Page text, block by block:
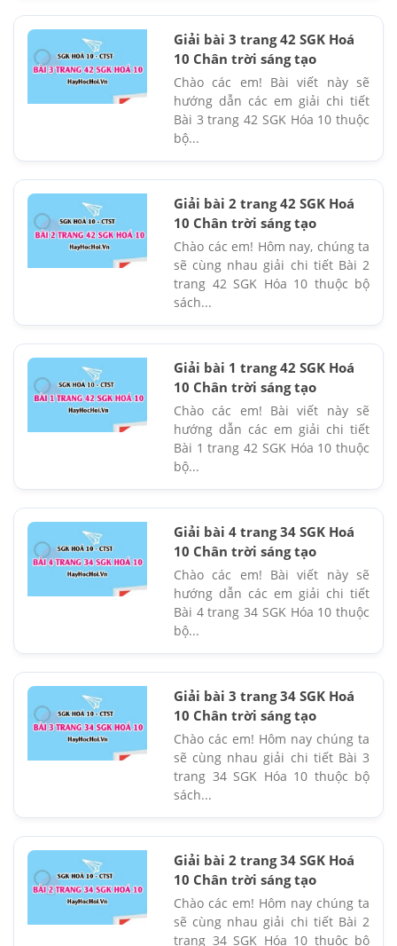
Giải bài 3 trang 42 SGK Hoá
10 Chân trời sáng tạo
Chào các em! Bài viết này sẽ
hướng dẫn các em giải chi tiết
Bài 3 trang 42 SGK Hóa 10 thuộc
bộ...
Giải bài 2 trang 42 SGK Hoá
10 Chân trời sáng tạo
Chào các em! Hôm nay, chúng ta
sẽ cùng nhau giải chi tiết Bài 2
trang 42 SGK Hóa 10 thuộc bộ
sách...
Giải bài 1 trang 42 SGK Hoá
10 Chân trời sáng tạo
Chào các em! Bài viết này sẽ
hướng dẫn các em giải chi tiết
Bài 1 trang 42 SGK Hóa 10 thuộc
bộ...
Giải bài 4 trang 34 SGK Hoá
10 Chân trời sáng tạo
Chào các em! Bài viết này sẽ
hướng dẫn các em giải chi tiết
Bài 4 trang 34 SGK Hóa 10 thuộc
bộ...
Giải bài 3 trang 34 SGK Hoá
10 Chân trời sáng tạo
Chào các em! Hôm nay chúng ta
sẽ cùng nhau giải chi tiết Bài 3
trang 34 SGK Hóa 10 thuộc bộ
sách...
Giải bài 2 trang 34 SGK Hoá
10 Chân trời sáng tạo
Chào các em! Hôm nay chúng ta
sẽ cùng nhau giải chi tiết Bài 2
trang 34 SGK Hóa 10 thuộc bộ